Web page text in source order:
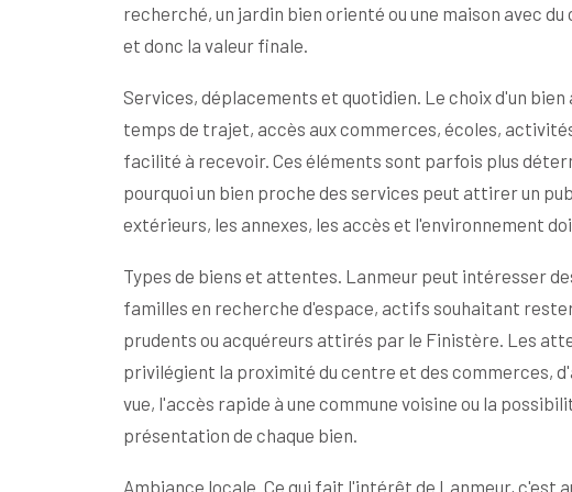
recherché, un jardin bien orienté ou une maison avec
et donc la valeur finale.
Services, déplacements et quotidien. Le choix d'un
temps de trajet, accès aux commerces, écoles,
facilité à recevoir. Ces éléments sont parfois plus
pourquoi un bien proche des services peut attirer un
extérieurs, les annexes, les accès et l'environnement
Types de biens et attentes. Lanmeur peut intéresser
familles en recherche d'espace, actifs souhaitant
prudents ou acquéreurs attirés par le Finistère. Les
privilégient la proximité du centre et des commerces,
vue, l'accès rapide à une commune voisine ou la
présentation de chaque bien.
Ambiance locale. Ce qui fait l'intérêt de Lanmeur, c'est